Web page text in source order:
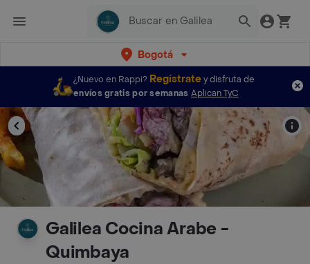
Bogotá
¿Nuevo en Rappi? Regístratey disfruta de
envíos gratis por semanas Aplican TyC
Galilea Cocina Arabe -
Quimbaya